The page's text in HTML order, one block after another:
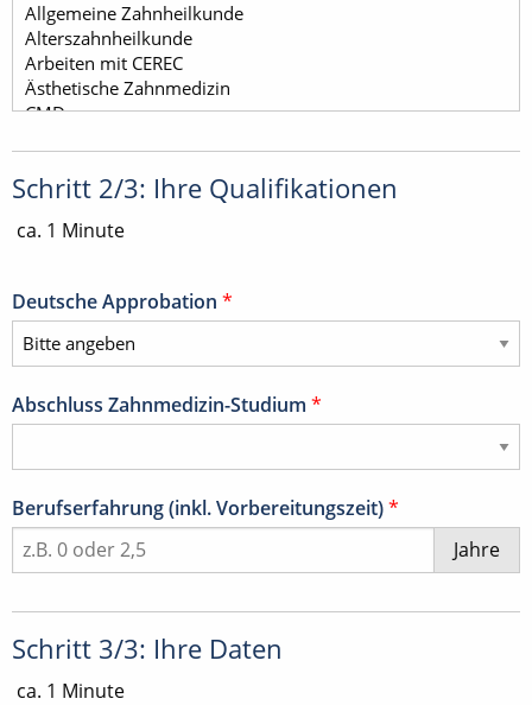
Schritt 2/3: Ihre Qualifikationen
ca. 1 Minute
Deutsche Approbation *
Abschluss Zahnmedizin-Studium *
Berufserfahrung (inkl. Vorbereitungszeit)*
Jahre
Schritt 3/3: Ihre Daten
ca. 1 Minute